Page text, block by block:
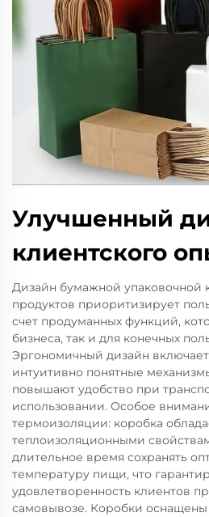
Улучшенный
клиентского
Дизайн бумажной упаковочной
продуктов приоритизирует
счет продуманных функций,
бизнеса, так и для конечных
Эргономичный дизайн
интуитивно понятные
повышают удобство при
использовании. Особое
термоизоляции: коробка
теплоизоляционными
длительное время сохранять
температуру пищи, что
удовлетворенность клиентов
самовывозе. Коробки